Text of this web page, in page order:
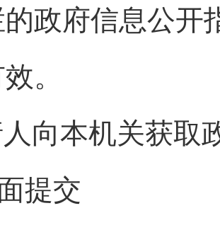
政府信息公开
。
向本机关获取
提交